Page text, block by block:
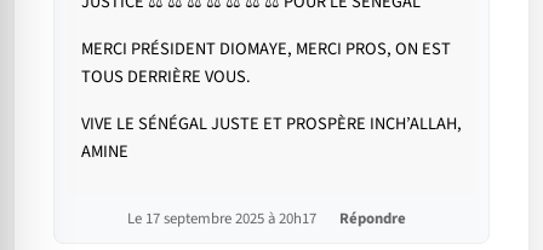
MERCI PRÉSIDENT DIOMAYE, MERCI PROS, ON EST
TOUS DERRIÈRE VOUS.
VIVE LE SÉNÉGAL JUSTE ET PROSPÈRE INCH’ALLAH,
AMINE
Le 17 septembre 2025 à 20h17 Répondre